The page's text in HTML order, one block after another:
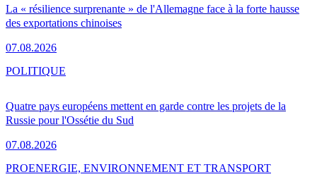
La « résilience surprenante » de l'Allemagne face à la forte hausse
des exportations chinoises
07.08.2026
Quatre pays européens mettent en garde contre les projets de la
Russie pour l'Ossétie du Sud
07.08.2026
POLITIQUE
PROENERGIE, ENVIRONNEMENT ET TRANSPORT